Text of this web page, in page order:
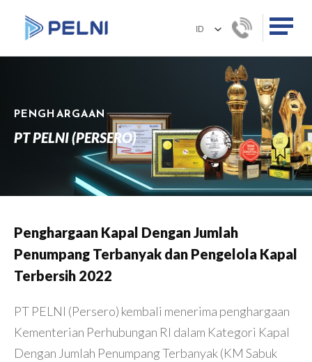
PENGHARGAAN
PT PELNI (PERSERO)
Penghargaan Kapal Dengan Jumlah
Penumpang Terbanyak dan Pengelola Kapal
Terbersih 2022
PT PELNI (Persero) kembali menerima penghargaan
Kementerian Perhubungan RI dalam Kategori Kapal
Dengan Jumlah Penumpang Terbanyak (KM Sabuk